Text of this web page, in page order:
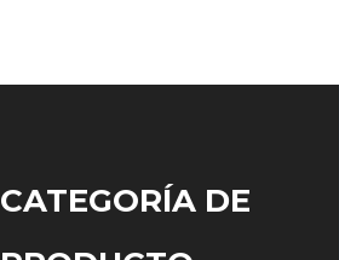
CATEGORÍA DE